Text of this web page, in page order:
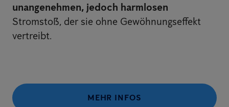
unangenehmen, jedoch harmlosen
Stromstoß, der sie ohne Gewöhnungseffekt
vertreibt.
MEHR INFOS